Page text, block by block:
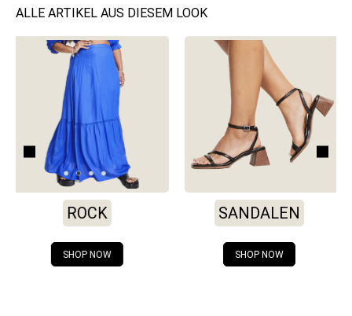
ALLE ARTIKEL AUS DIESEM LOOK
SANDALEN